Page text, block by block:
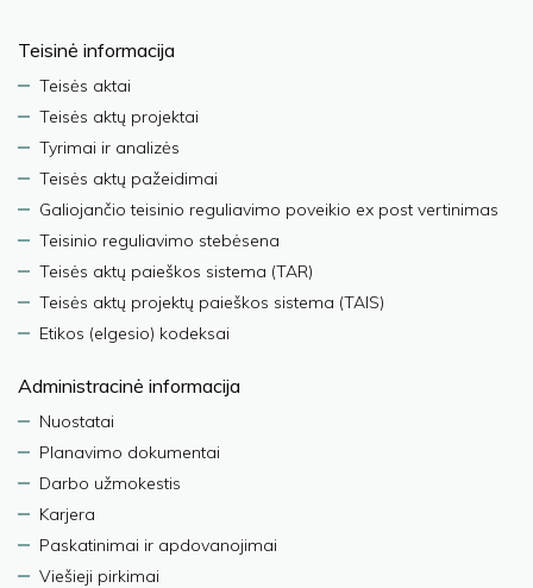
Teisinė informacija
Teisės aktai
Teisės aktų projektai
Tyrimai ir analizės
Teisės aktų pažeidimai
Galiojančio teisinio reguliavimo poveikio ex post vertinimas
Teisinio reguliavimo stebėsena
Teisės aktų paieškos sistema (TAR)
Teisės aktų projektų paieškos sistema (TAIS)
Etikos (elgesio) kodeksai
Administracinė informacija
Nuostatai
Planavimo dokumentai
Darbo užmokestis
Karjera
Paskatinimai ir apdovanojimai
Viešieji pirkimai